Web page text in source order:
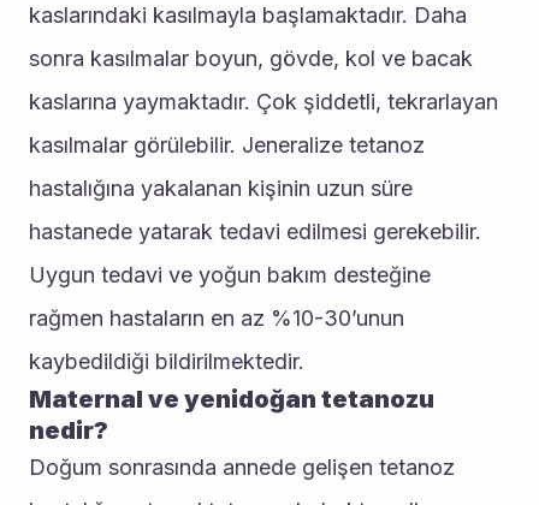
kaslarındaki kasılmayla başlamaktadır. Daha
sonra kasılmalar boyun, gövde, kol ve bacak
kaslarına yaymaktadır. Çok şiddetli, tekrarlayan
kasılmalar görülebilir. Jeneralize tetanoz
hastalığına yakalanan kişinin uzun süre
hastanede yatarak tedavi edilmesi gerekebilir.
Uygun tedavi ve yoğun bakım desteğine
rağmen hastaların en az %10-30’unun
kaybedildiği bildirilmektedir.
Maternal ve yenidoğan tetanozu
nedir?
Doğum sonrasında annede gelişen tetanoz